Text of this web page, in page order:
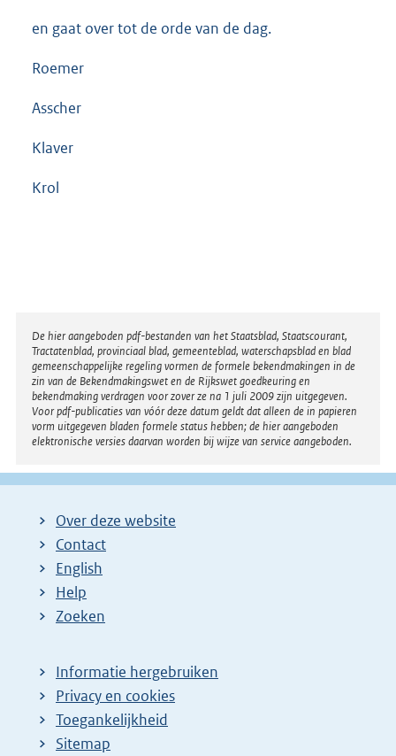
en gaat over tot de orde van de dag.
Roemer
Asscher
Klaver
Krol
Disclaimer
De hier aangeboden pdf-bestanden van het Staatsblad, Staatscourant,
Tractatenblad, provinciaal blad, gemeenteblad, waterschapsblad en blad
gemeenschappelijke regeling vormen de formele bekendmakingen in de
zin van de Bekendmakingswet en de Rijkswet goedkeuring en
bekendmaking verdragen voor zover ze na 1 juli 2009 zijn uitgegeven.
Voor pdf-publicaties van vóór deze datum geldt dat alleen de in papieren
vorm uitgegeven bladen formele status hebben; de hier aangeboden
elektronische versies daarvan worden bij wijze van service aangeboden.
Over deze website
Contact
English
Help
Zoeken
Informatie hergebruiken
Privacy en cookies
Toegankelijkheid
Sitemap